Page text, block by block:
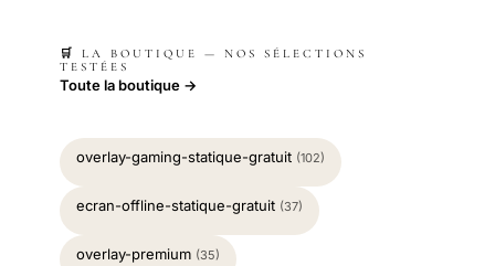
🛒 LA BOUTIQUE — NOS SÉLECTIONS
TESTÉES
Toute la boutique →
overlay-gaming-statique-gratuit (102)
ecran-offline-statique-gratuit (37)
overlay-premium (35)